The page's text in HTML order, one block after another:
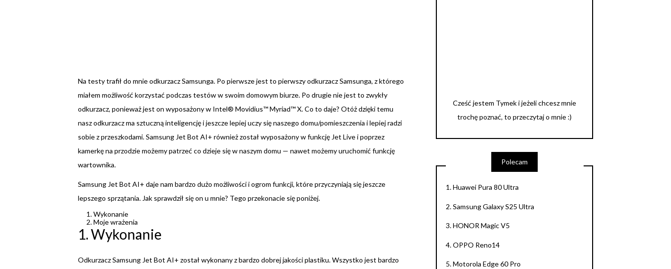
Na testy trafił do mnie odkurzacz Samsunga. Po pierwsze jest to pierwszy odkurzacz Samsunga, z którego
miałem możliwość korzystać podczas testów w swoim domowym biurze. Po drugie nie jest to zwykły
odkurzacz, ponieważ jest on wyposażony w Intel® Movidius™ Myriad™ X. Co to daje? Otóż dzięki temu
nasz odkurzacz ma sztuczną inteligencję i jeszcze lepiej uczy się naszego domu/pomieszczenia i lepiej radzi
sobie z przeszkodami. Samsung Jet Bot AI+ również został wyposażony w funkcję Jet Live i poprzez
kamerkę na przodzie możemy patrzeć co dzieje się w naszym domu — nawet możemy uruchomić funkcję
wartownika.
Samsung Jet Bot AI+ daje nam bardzo dużo możliwości i ogrom funkcji, które przyczyniają się jeszcze
lepszego sprzątania. Jak sprawdził się on u mnie? Tego przekonacie się poniżej.
Wykonanie
Moje wrażenia
1. Wykonanie
Odkurzacz Samsung Jet Bot AI+ został wykonany z bardzo dobrej jakości plastiku. Wszystko jest bardzo
Cześć jestem Tymek i jeżeli chcesz mnie
trochę poznać, to przeczytaj o mnie :)
Polecam
1.Huawei Pura 80 Ultra
2.Samsung Galaxy S25 Ultra
3.HONOR Magic V5
4.OPPO Reno14
5.Motorola Edge 60 Pro